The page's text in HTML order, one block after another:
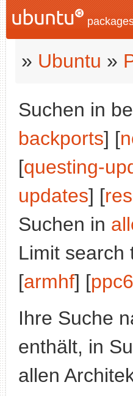
» Ubuntu »
Suchen in
backports] [
[questing-
updates] [
Suchen in
Limit search
[armhf] [
Ihre Suche
enthält, in
allen